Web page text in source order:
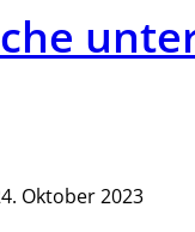
Oktober 2023